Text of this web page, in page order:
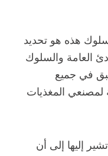
هذه هو تحديد
العامة والسلوك
في جميع
لمصنعي المغذيات
إليها إلى أن